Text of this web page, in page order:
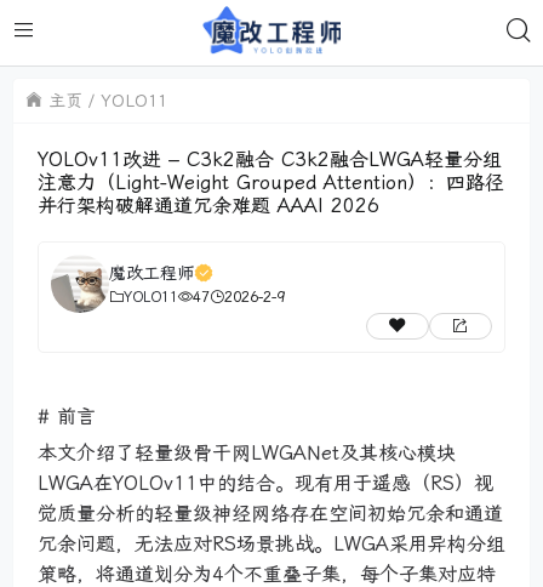
主页 YOLO11
YOLOv11改进 – C3k2融合 C3k2融合LWGA轻量分组
注意力（Light-Weight Grouped Attention）：四路径
并行架构破解通道冗余难题 AAAI 2026
魔改工程师
YOLO11 47 2026-2-9
# 前言
本文介绍了轻量级骨干网LWGANet及其核心模块
LWGA在YOLOv11中的结合。现有用于遥感（RS）视
觉质量分析的轻量级神经网络存在空间初始冗余和通道
冗余问题，无法应对RS场景挑战。LWGA采用异构分组
策略，将通道划分为4个不重叠子集，每个子集对应特